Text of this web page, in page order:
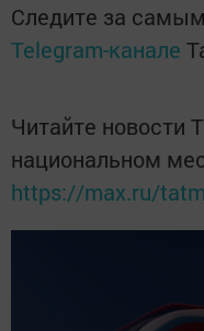
Следите за
Telegram-канале
Читайте новости
национальном
https://max.ru/